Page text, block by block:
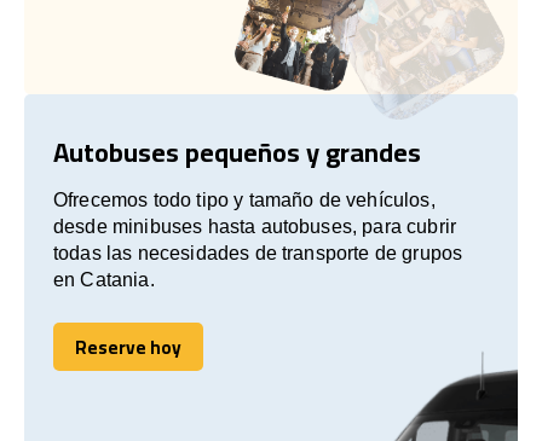
Autobuses pequeños y grandes
Ofrecemos todo tipo y tamaño de vehículos,
desde minibuses hasta autobuses, para cubrir
todas las necesidades de transporte de grupos
en Catania.
Reserve hoy
Reserve hoy